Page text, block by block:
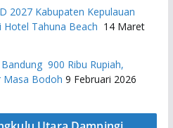
2027 ​Kabupaten Kepulauan
Hotel Tahuna Beach 14 Maret
900 Ribu Rupiah,
Masa Bodoh 9 Februari 2026